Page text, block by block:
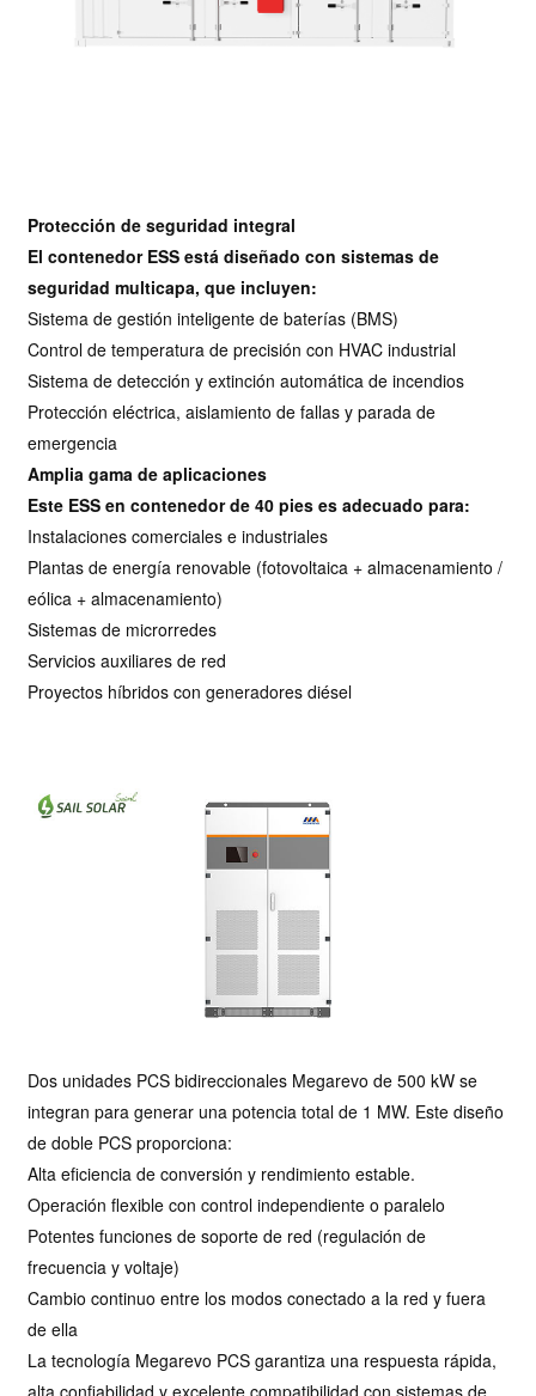
Protección de seguridad integral
El contenedor ESS está diseñado con sistemas de
seguridad multicapa, que incluyen:
Sistema de gestión inteligente de baterías (BMS)
Control de temperatura de precisión con HVAC industrial
Sistema de detección y extinción automática de incendios
Protección eléctrica, aislamiento de fallas y parada de
emergencia
Amplia gama de aplicaciones
Este ESS en contenedor de 40 pies es adecuado para:
Instalaciones comerciales e industriales
Plantas de energía renovable (fotovoltaica + almacenamiento /
eólica + almacenamiento)
Sistemas de microrredes
Servicios auxiliares de red
Proyectos híbridos con generadores diésel
Dos unidades PCS bidireccionales Megarevo de 500 kW se
integran para generar una potencia total de 1 MW. Este diseño
de doble PCS proporciona:
Alta eficiencia de conversión y rendimiento estable.
Operación flexible con control independiente o paralelo
Potentes funciones de soporte de red (regulación de
frecuencia y voltaje)
Cambio continuo entre los modos conectado a la red y fuera
de ella
La tecnología Megarevo PCS garantiza una respuesta rápida,
alta confiabilidad y excelente compatibilidad con sistemas de